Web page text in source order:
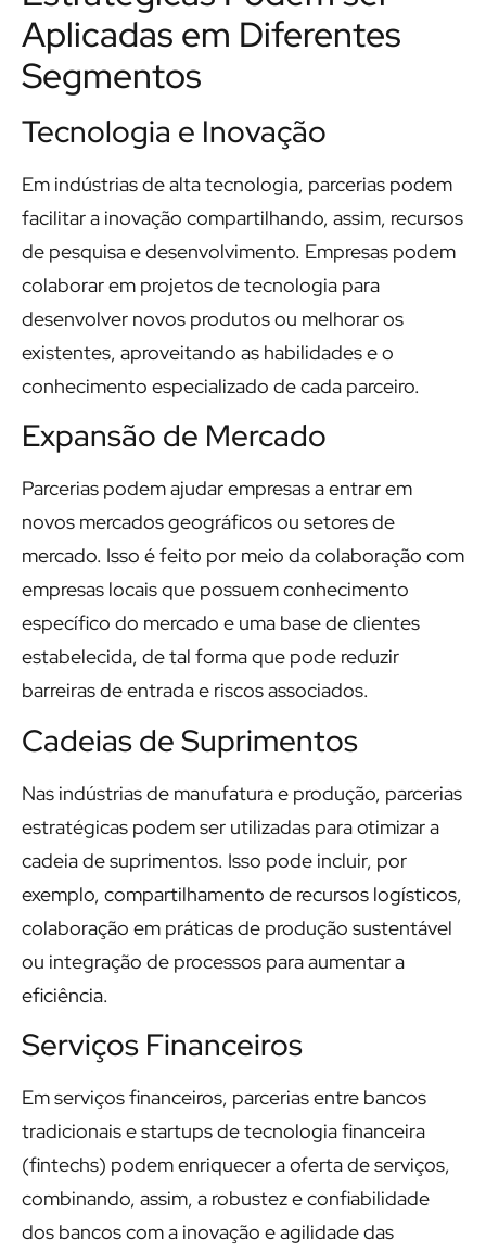
Aplicadas em Diferentes
Segmentos
Tecnologia e Inovação
Em indústrias de alta tecnologia, parcerias podem
facilitar a inovação compartilhando, assim, recursos
de pesquisa e desenvolvimento. Empresas podem
colaborar em projetos de tecnologia para
desenvolver novos produtos ou melhorar os
existentes, aproveitando as habilidades e o
conhecimento especializado de cada parceiro.
Expansão de Mercado
Parcerias podem ajudar empresas a entrar em
novos mercados geográficos ou setores de
mercado. Isso é feito por meio da colaboração com
empresas locais que possuem conhecimento
específico do mercado e uma base de clientes
estabelecida, de tal forma que pode reduzir
barreiras de entrada e riscos associados.
Cadeias de Suprimentos
Nas indústrias de manufatura e produção, parcerias
estratégicas podem ser utilizadas para otimizar a
cadeia de suprimentos. Isso pode incluir, por
exemplo, compartilhamento de recursos logísticos,
colaboração em práticas de produção sustentável
ou integração de processos para aumentar a
eficiência.
Serviços Financeiros
Em serviços financeiros, parcerias entre bancos
tradicionais e startups de tecnologia financeira
(fintechs) podem enriquecer a oferta de serviços,
combinando, assim, a robustez e confiabilidade
dos bancos com a inovação e agilidade das